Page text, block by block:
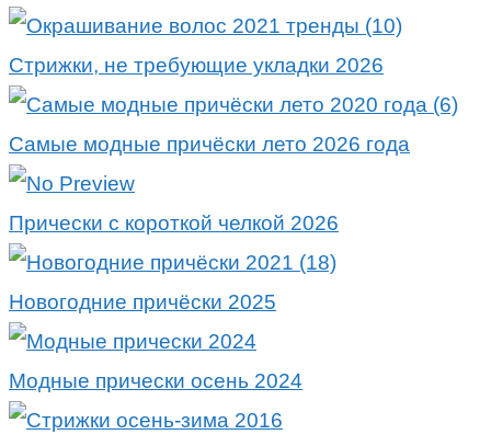
Стрижки, не требующие укладки 2026
Самые модные причёски лето 2026 года
Прически с короткой челкой 2026
Новогодние причёски 2025
Модные прически осень 2024